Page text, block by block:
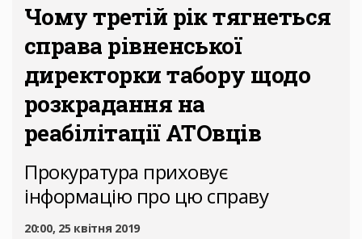
Чому третій рік тягнеться
справа рівненської
директорки табору щодо
розкрадання на
реабілітації АТОвців
Прокуратура приховує
інформацію про цю справу
20:00, 25 квітня 2019